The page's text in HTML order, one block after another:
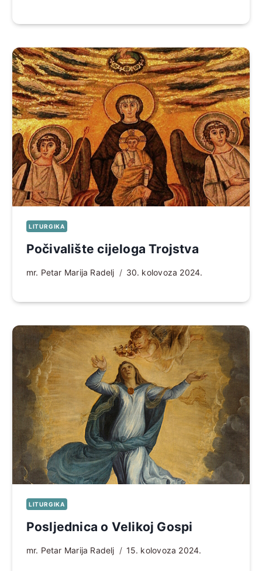
LITURGIKA
Počivalište cijeloga Trojstva
mr. Petar Marija Radelj 30. kolovoza 2024.
LITURGIKA
Posljednica o Velikoj Gospi
mr. Petar Marija Radelj 15. kolovoza 2024.